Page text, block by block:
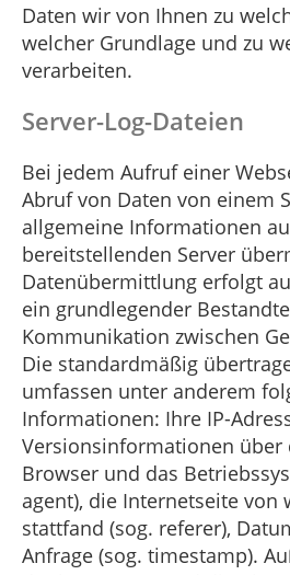
Daten wir von Ihnen zu
welcher Grundlage und zu
verarbeiten.
Server-Log-Dateien
Bei jedem Aufruf einer
Abruf von Daten von einem
allgemeine Informationen
bereitstellenden Server
Datenübermittlung erfolgt
ein grundlegender
Kommunikation zwischen
Die standardmäßig
umfassen unter anderem
Informationen: Ihre IP-
Versionsinformationen über
Browser und das
agent), die Internetseite von
stattfand (sog. referer),
Anfrage (sog. timestamp).